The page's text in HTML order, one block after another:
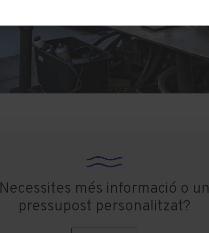
Necessites més informació o un
pressupost personalitzat?